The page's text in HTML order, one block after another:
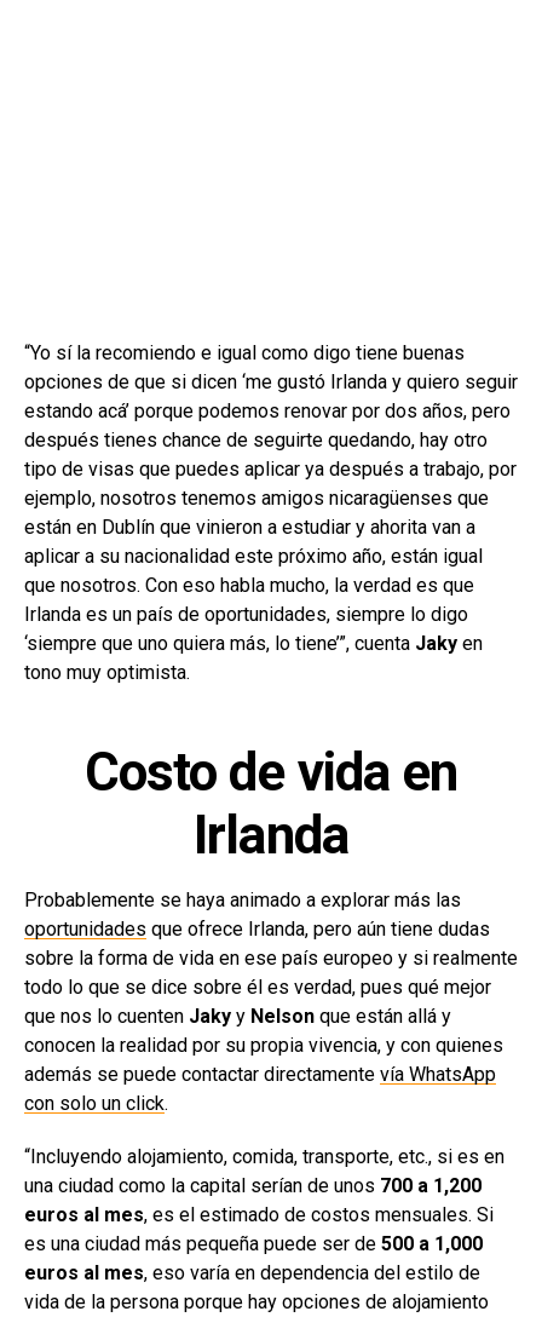
“Yo sí la recomiendo e igual como digo tiene buenas
opciones de que si dicen ‘me gustó Irlanda y quiero seguir
estando acá’ porque podemos renovar por dos años, pero
después tienes chance de seguirte quedando, hay otro
tipo de visas que puedes aplicar ya después a trabajo, por
ejemplo, nosotros tenemos amigos nicaragüenses que
están en Dublín que vinieron a estudiar y ahorita van a
aplicar a su nacionalidad este próximo año, están igual
que nosotros. Con eso habla mucho, la verdad es que
Irlanda es un país de oportunidades, siempre lo digo
‘siempre que uno quiera más, lo tiene’”, cuenta Jaky en
tono muy optimista.
Costo de vida en
Irlanda
Probablemente se haya animado a explorar más las
oportunidades que ofrece Irlanda, pero aún tiene dudas
sobre la forma de vida en ese país europeo y si realmente
todo lo que se dice sobre él es verdad, pues qué mejor
que nos lo cuenten Jaky y Nelson que están allá y
conocen la realidad por su propia vivencia, y con quienes
además se puede contactar directamente vía WhatsApp
con solo un click.
“Incluyendo alojamiento, comida, transporte, etc., si es en
una ciudad como la capital serían de unos 700 a 1,200
euros al mes, es el estimado de costos mensuales. Si
es una ciudad más pequeña puede ser de 500 a 1,000
euros al mes, eso varía en dependencia del estilo de
vida de la persona porque hay opciones de alojamiento